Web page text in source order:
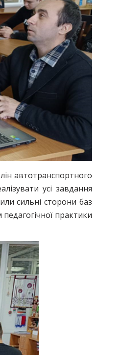
автотранспортного
усі завдання
сильні сторони баз
практики